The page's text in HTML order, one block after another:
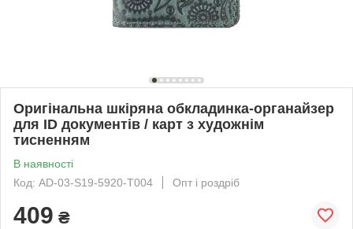
Оригінальна шкіряна обкладинка-органайзер
для ID документів / карт з художнім
тисненням
В наявності
Код: AD-03-S19-5920-T004
Опт і роздріб
409 ₴